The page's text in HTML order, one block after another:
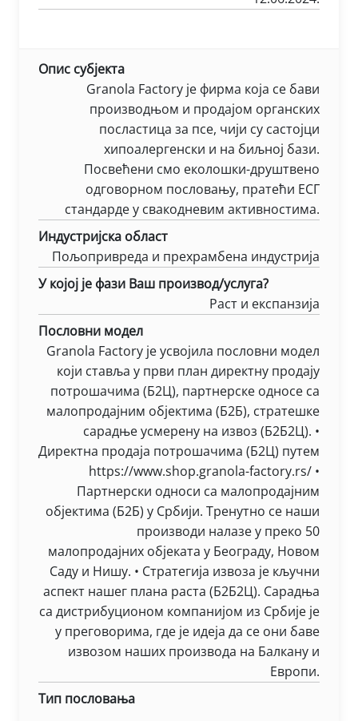
Опис субјекта
Granola Factory је фирма која се бави
производњом и продајом органских
посластица за псе, чији су састојци
хипоалергенски и на биљној бази.
Посвећени смо еколошки-друштвено
одговорном пословању, пратећи ЕСГ
стандарде у свакодневим активностима.
Индустријска област
Пољопривреда и прехрамбена индустрија
У којој је фази Ваш производ/услуга?
Раст и експанзија
Пословни модел
Granola Factory је усвојила пословни модел
који ставља у први план директну продају
потрошачима (Б2Ц), партнерске односе са
малопродајним објектима (Б2Б), стратешке
сарадње усмерену на извоз (Б2Б2Ц). •
Директна продаја потрошачима (Б2Ц) путем
https://www.shop.granola-factory.rs/ •
Партнерски односи са малопродајним
објектима (Б2Б) у Србији. Тренутно се наши
производи налазе у преко 50
малопродајних објеката у Београду, Новом
Саду и Нишу. • Стратегија извоза је кључни
аспект нашег плана раста (Б2Б2Ц). Сарадња
са дистрибуционом компанијом из Србије је
у преговорима, где је идеја да се они баве
извозом наших производа на Балкану и
Европи.
Тип пословања